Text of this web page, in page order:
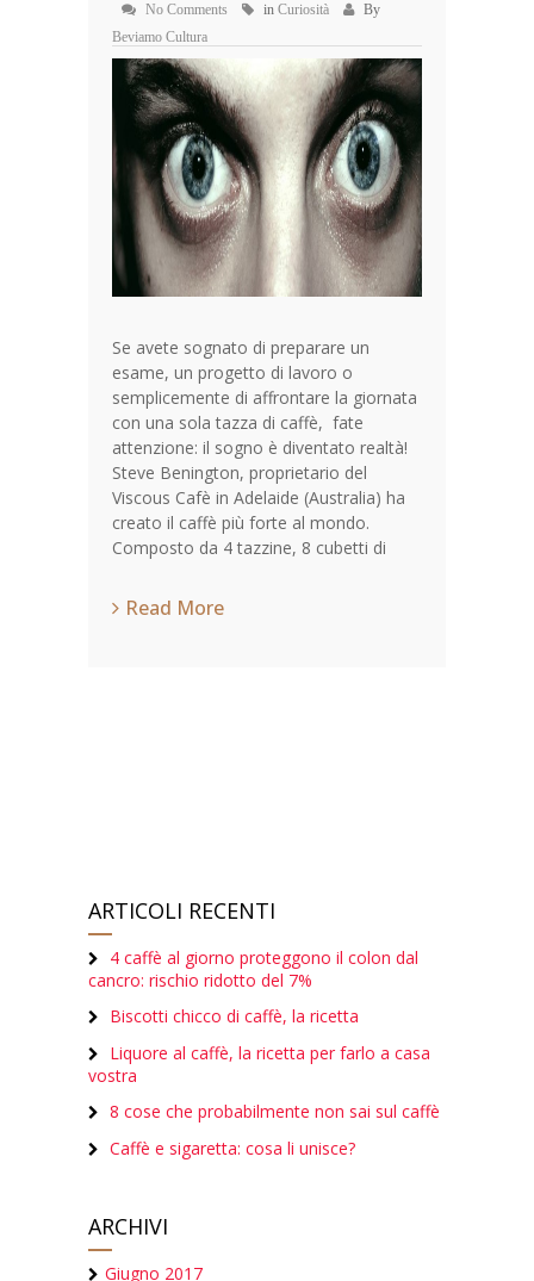
No Comments in Curiosità
By
Beviamo Cultura
Se avete sognato di preparare un
esame, un progetto di lavoro o
semplicemente di affrontare la giornata
con una sola tazza di caffè, fate
attenzione: il sogno è diventato realtà!
Steve Benington, proprietario del
Viscous Cafè in Adelaide (Australia) ha
creato il caffè più forte al mondo.
Composto da 4 tazzine, 8 cubetti di
Read More
ARTICOLI RECENTI
4 caffè al giorno proteggono il colon dal
cancro: rischio ridotto del 7%
Biscotti chicco di caffè, la ricetta
Liquore al caffè, la ricetta per farlo a casa
vostra
8 cose che probabilmente non sai sul caffè
Caffè e sigaretta: cosa li unisce?
ARCHIVI
Giugno 2017